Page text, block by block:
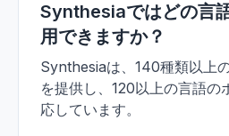
Synthesiaではどの言
用できますか？
Synthesiaは、140種類以上
を提供し、120以上の言語の
応しています。